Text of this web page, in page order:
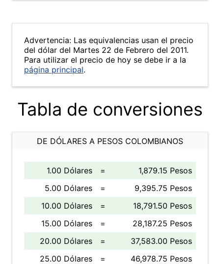
Advertencia: Las equivalencias usan el precio
del dólar del Martes 22 de Febrero del 2011.
Para utilizar el precio de hoy se debe ir a la
página principal.
Tabla de conversiones
DE DÓLARES A PESOS COLOMBIANOS
1.00 Dólares =
1,879.15 Pesos
5.00 Dólares
=
9,395.75 Pesos
10.00 Dólares
=
18,791.50 Pesos
15.00 Dólares
=
28,187.25 Pesos
20.00 Dólares
=
37,583.00 Pesos
25.00 Dólares
=
46,978.75 Pesos